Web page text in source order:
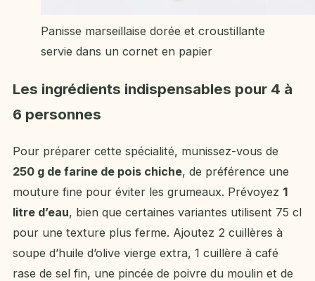
Panisse marseillaise dorée et croustillante
servie dans un cornet en papier
Les ingrédients indispensables pour 4 à
6 personnes
Pour préparer cette spécialité, munissez-vous de
250 g de farine de pois chiche, de préférence une
mouture fine pour éviter les grumeaux. Prévoyez 1
litre d’eau, bien que certaines variantes utilisent 75 cl
pour une texture plus ferme. Ajoutez 2 cuillères à
soupe d’huile d’olive vierge extra, 1 cuillère à café
rase de sel fin, une pincée de poivre du moulin et de